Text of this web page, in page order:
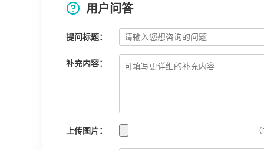
用户问答
提问标题：
补充内容：
上传图片： (